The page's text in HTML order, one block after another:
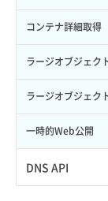
自動バックアップ
自動バックアップ
サーバーメタデー
サーバーメタデー
サーバー一覧取得
サーバー作成
ネットワーク作成
ネットワーク削除
ネットワーク詳細
ポート一覧取得
ポート作成（ロー
リスナー一覧取得
リスナー作成
リスナー削除
リスナー更新
リスナー詳細取得
コンテナ詳細取得
ラージオブジェク
ラージオブジェク
一時的Web公開
DNS API